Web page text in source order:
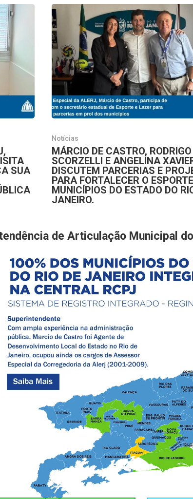
SUA
Notícias
MÁRCIO DE CASTRO, RODRIGO
SCORZELLI E ANGELINA
DISCUTEM PARCERIAS E
PARA FORTALECER O
MUNICÍPIOS DO ESTADO DO
JANEIRO.
de Articulação Municipal